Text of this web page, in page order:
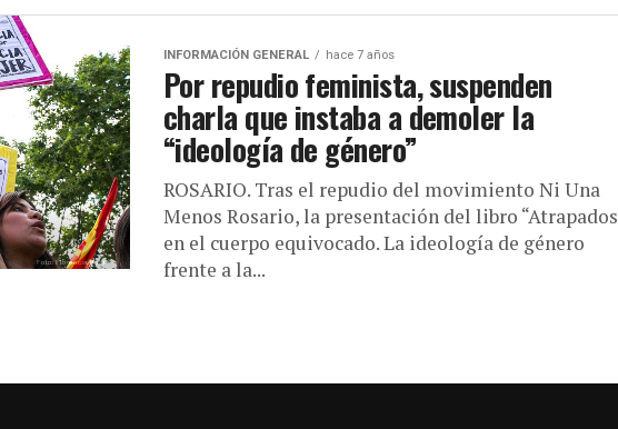
INFORMACIÓN GENERAL hace 7 años
Por repudio feminista, suspenden
charla que instaba a demoler la
“ideología de género”
ROSARIO. Tras el repudio del movimiento Ni Una
Menos Rosario, la presentación del libro “Atrapados
en el cuerpo equivocado. La ideología de género
frente a la...